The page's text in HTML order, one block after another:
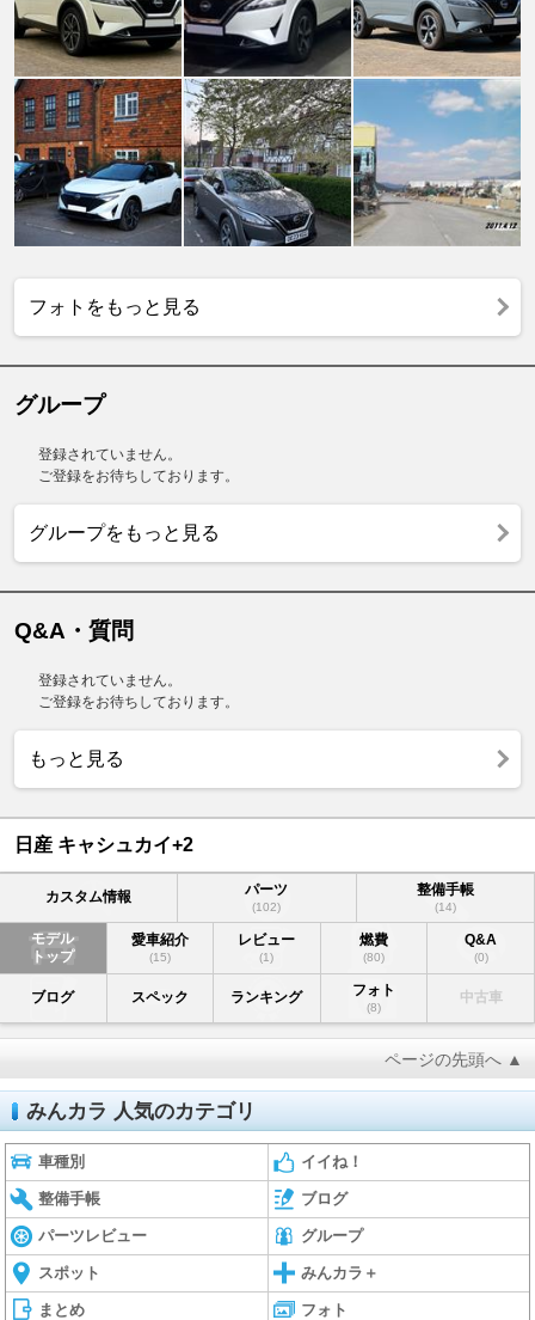
フォトをもっと見る
グループ
登録されていません。
ご登録をお待ちしております。
グループをもっと見る
Q&A・質問
登録されていません。
ご登録をお待ちしております。
もっと見る
日産 キャシュカイ+2
カスタム情報 パーツ
(102)
整備手帳
(14)
モデル
トップ
愛車紹介
(15)
レビュー
(1)
燃費
(80)
Q&A
(0)
ブログ スペック ランキング フォト
(8)
中古車
ページの先頭へ ▲
みんカラ 人気のカテゴリ
車種別 イイね！
整備手帳 ブログ
パーツレビュー グループ
スポット みんカラ＋
まとめ フォト